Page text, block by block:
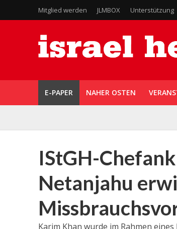
Mitglied werden JLMBOX Unterstützung
E-PAPER NAHER OSTEN
IStGH-
Netanjahu
Karim Khan wurde im Rahmen